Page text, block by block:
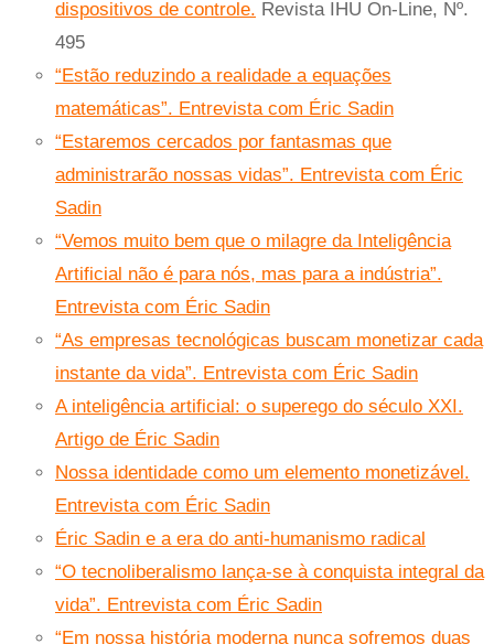
dispositivos de controle. Revista IHU On-Line, Nº.
495
“Estão reduzindo a realidade a equações
matemáticas”. Entrevista com Éric Sadin
“Estaremos cercados por fantasmas que
administrarão nossas vidas”. Entrevista com Éric
Sadin
“Vemos muito bem que o milagre da Inteligência
Artificial não é para nós, mas para a indústria”.
Entrevista com Éric Sadin
“As empresas tecnológicas buscam monetizar cada
instante da vida”. Entrevista com Éric Sadin
A inteligência artificial: o superego do século XXI.
Artigo de Éric Sadin
Nossa identidade como um elemento monetizável.
Entrevista com Éric Sadin
Éric Sadin e a era do anti-humanismo radical
“O tecnoliberalismo lança-se à conquista integral da
vida”. Entrevista com Éric Sadin
“Em nossa história moderna nunca sofremos duas